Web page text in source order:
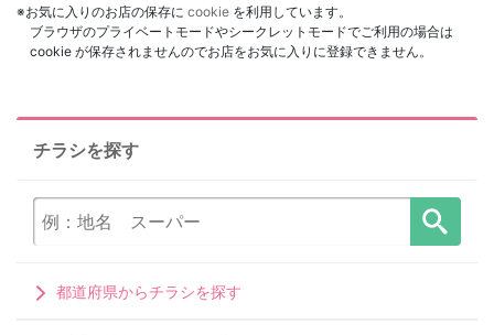
※お気に入りのお店の保存に cookie を利用しています。
ブラウザのプライベートモードやシークレットモードでご利用の場合は
cookie が保存されませんのでお店をお気に入りに登録できません。
チラシを探す
都道府県からチラシを探す